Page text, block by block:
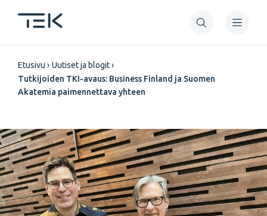
pääsisältöön
Murupolku
Etusivu
Uutiset ja blogit
Tutkijoiden TKI-avaus: Business Finland ja Suomen
Akatemia paimennettava yhteen